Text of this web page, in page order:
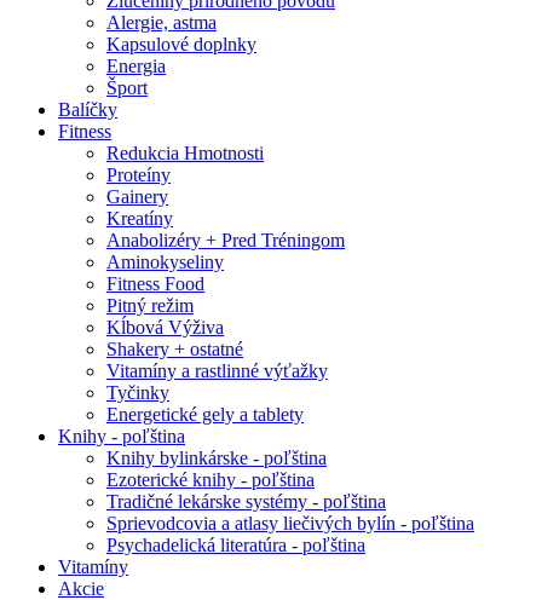
Alergie, astma
Kapsulové doplnky
Energia
Šport
Balíčky
Fitness
Redukcia Hmotnosti
Proteíny
Gainery
Kreatíny
Anabolizéry + Pred Tréningom
Aminokyseliny
Fitness Food
Pitný režim
Kĺbová Výživa
Shakery + ostatné
Vitamíny a rastlinné výťažky
Tyčinky
Energetické gely a tablety
Knihy - poľština
Knihy bylinkárske - poľština
Ezoterické knihy - poľština
Tradičné lekárske systémy - poľština
Sprievodcovia a atlasy liečivých bylín - poľština
Psychadelická literatúra - poľština
Vitamíny
Akcie